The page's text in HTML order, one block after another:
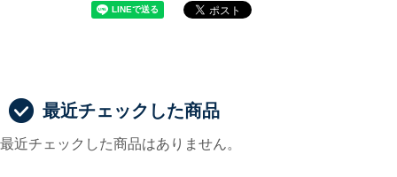
最近チェックした商品
最近チェックした商品はありません。